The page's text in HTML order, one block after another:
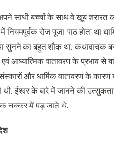
साथी बच्चों के साथ वे खूब शरारत
रोज पूजा-पाठ होता था
सुनने का बहुत शौक था. कथावाचक
एवं आध्यात्मिक वातावरण के प्रभाव
और धार्मिक वातावरण के
थी. ईश्वर के बारे में जानने की
चक्कर में पड़ जाते थे.